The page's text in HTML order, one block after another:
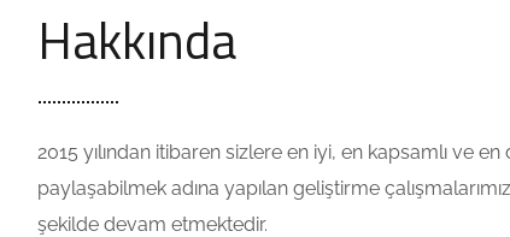
Hakkında
2015 yılından itibaren sizlere en iyi, en kapsamlı ve
paylaşabilmek adına yapılan geliştirme çalışmalarımız
şekilde devam etmektedir.